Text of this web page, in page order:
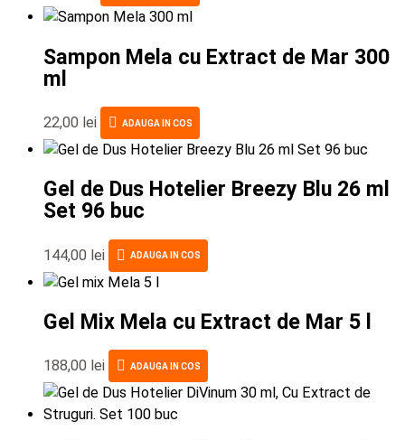
Sampon Mela cu Extract de Mar 300
ml
22,00 lei ADAUGA IN COS
Gel de Dus Hotelier Breezy Blu 26 ml
Set 96 buc
144,00 lei ADAUGA IN COS
Gel Mix Mela cu Extract de Mar 5 l
188,00 lei ADAUGA IN COS